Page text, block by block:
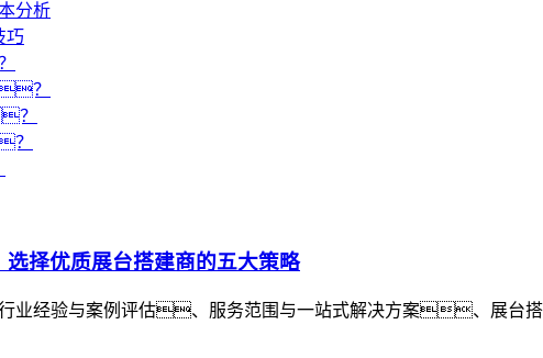
分析
巧
？
？
？
优质展台搭建商的五大策略
业经验与案例评估、服务范围与一站式解决方案、展